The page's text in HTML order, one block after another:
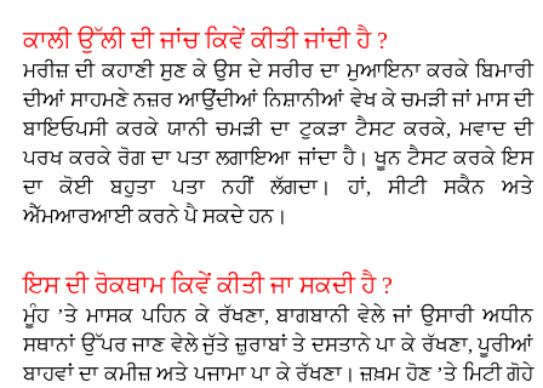
ਕਾਲੀ ਉੱਲੀ ਦੀ ਜਾਂਚ ਕਿਵੇਂ ਕੀਤੀ ਜਾਂਦੀ ਹੈ ?
ਮਰੀਜ਼ ਦੀ ਕਹਾਣੀ ਸੁਣ ਕੇ ਉਸ ਦੇ ਸਰੀਰ ਦਾ ਮੁਆਇਨਾ ਕਰਕੇ ਬਿਮਾਰੀ
ਦੀਆਂ ਸਾਹਮਣੇ ਨਜ਼ਰ ਆਉਂਦੀਆਂ ਨਿਸ਼ਾਨੀਆਂ ਵੇਖ ਕੇ ਚਮੜੀ ਜਾਂ ਮਾਸ ਦੀ
ਬਾਇਓਪਸੀ ਕਰਕੇ ਯਾਨੀ ਚਮੜੀ ਦਾ ਟੁਕੜਾ ਟੈਸਟ ਕਰਕੇ, ਮਵਾਦ ਦੀ
ਪਰਖ ਕਰਕੇ ਰੋਗ ਦਾ ਪਤਾ ਲਗਾਇਆ ਜਾਂਦਾ ਹੈ। ਖੂਨ ਟੈਸਟ ਕਰਕੇ ਇਸ
ਦਾ ਕੋਈ ਬਹੁਤਾ ਪਤਾ ਨਹੀਂ ਲੱਗਦਾ। ਹਾਂ, ਸੀਟੀ ਸਕੈਨ ਅਤੇ
ਐੱਮਆਰਆਈ ਕਰਨੇ ਪੈ ਸਕਦੇ ਹਨ।
ਇਸ ਦੀ ਰੋਕਥਾਮ ਕਿਵੇਂ ਕੀਤੀ ਜਾ ਸਕਦੀ ਹੈ ?
ਮੂੰਹ ’ਤੇ ਮਾਸਕ ਪਹਿਨ ਕੇ ਰੱਖਣਾ, ਬਾਗਬਾਨੀ ਵੇਲੇ ਜਾਂ ਉਸਾਰੀ ਅਧੀਨ
ਸਥਾਨਾਂ ਉੱਪਰ ਜਾਣ ਵੇਲੇ ਜੁੱਤੇ ਜ਼ੁਰਾਬਾਂ ਤੇ ਦਸਤਾਨੇ ਪਾ ਕੇ ਰੱਖਣਾ, ਪੂਰੀਆਂ
ਬਾਹਵਾਂ ਦਾ ਕਮੀਜ਼ ਅਤੇ ਪਜਾਮਾ ਪਾ ਕੇ ਰੱਖਣਾ। ਜ਼ਖ਼ਮ ਹੋਣ ’ਤੇ ਮਿਟੀ ਗੋਹੇ